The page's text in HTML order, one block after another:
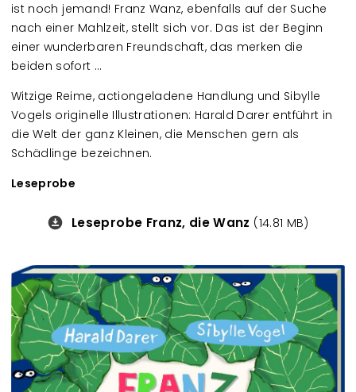
ist noch jemand! Franz Wanz, ebenfalls auf der Suche
nach einer Mahlzeit, stellt sich vor. Das ist der Beginn
einer wunderbaren Freundschaft, das merken die
beiden sofort …
Witzige Reime, actiongeladene Handlung und Sibylle
Vogels originelle Illustrationen: Harald Darer entführt in
die Welt der ganz Kleinen, die Menschen gern als
Schädlinge bezeichnen.
Leseprobe
DownloadsLeseprobe Franz, die Wanz (14.81 MB)